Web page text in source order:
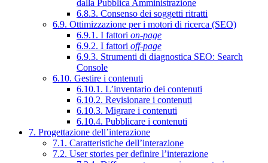
dalla Pubblica Amministrazione
6.8.3. Consenso dei soggetti ritratti
6.9. Ottimizzazione per i motori di ricerca (SEO)
6.9.1. I fattori on-page
6.9.2. I fattori off-page
6.9.3. Strumenti di diagnostica SEO: Search
Console
6.10. Gestire i contenuti
6.10.1. L’inventario dei contenuti
6.10.2. Revisionare i contenuti
6.10.3. Migrare i contenuti
6.10.4. Pubblicare i contenuti
7. Progettazione dell’interazione
7.1. Caratteristiche dell’interazione
7.2. User stories per definire l’interazione